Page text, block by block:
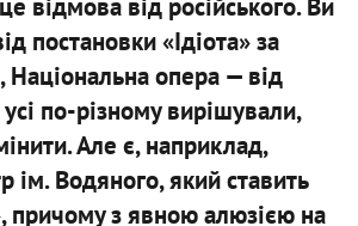
відмова від російського. Ви
постановки «Ідіота» за
Національна опера — від
по-різному вирішували,
Але є, наприклад,
ім. Водяного, який ставить
причому з явною алюзією на